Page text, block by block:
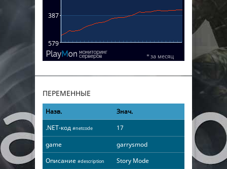
ПЕРЕМЕННЫЕ
Назв.
Знач.
.NET-код #netcode
17
game
garrysmod
Описание #description
Story Mode